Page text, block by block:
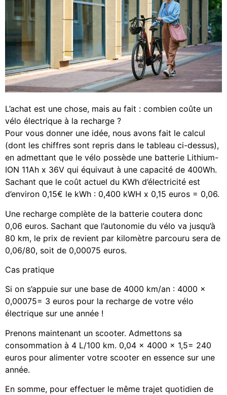
L’achat est une chose, mais au fait : combien coûte un
vélo électrique à la recharge ?
Pour vous donner une idée, nous avons fait le calcul
(dont les chiffres sont repris dans le tableau ci-dessus),
en admettant que le vélo possède une batterie Lithium-
ION 11Ah x 36V qui équivaut à une capacité de 400Wh.
Sachant que le coût actuel du KWh d’électricité est
d’environ 0,15€ le kWh : 0,400 kWH x 0,15 euros = 0,06.
Une recharge complète de la batterie coutera donc
0,06 euros. Sachant que l’autonomie du vélo va jusqu’à
80 km, le prix de revient par kilomètre parcouru sera de
0,06/80, soit de 0,00075 euros.
Cas pratique
Si on s’appuie sur une base de 4000 km/an : 4000 x
0,00075= 3 euros pour la recharge de votre vélo
électrique sur une année !
Prenons maintenant un scooter. Admettons sa
consommation à 4 L/100 km. 0,04 x 4000 x 1,5= 240
euros pour alimenter votre scooter en essence sur une
année.
En somme, pour effectuer le même trajet quotidien de